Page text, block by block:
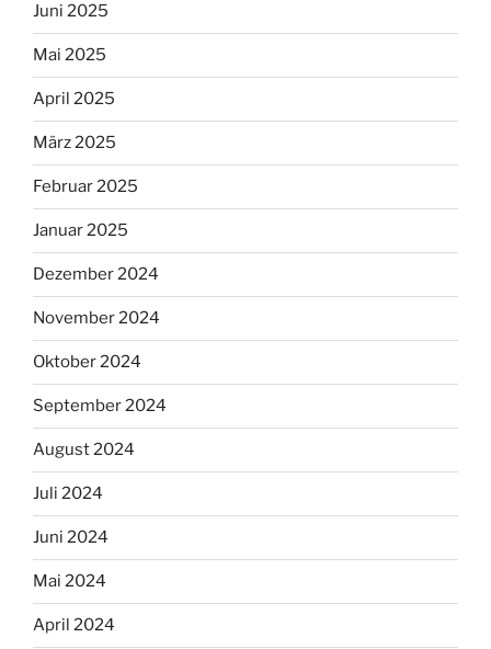
Juni 2025
Mai 2025
April 2025
März 2025
Februar 2025
Januar 2025
Dezember 2024
November 2024
Oktober 2024
September 2024
August 2024
Juli 2024
Juni 2024
Mai 2024
April 2024